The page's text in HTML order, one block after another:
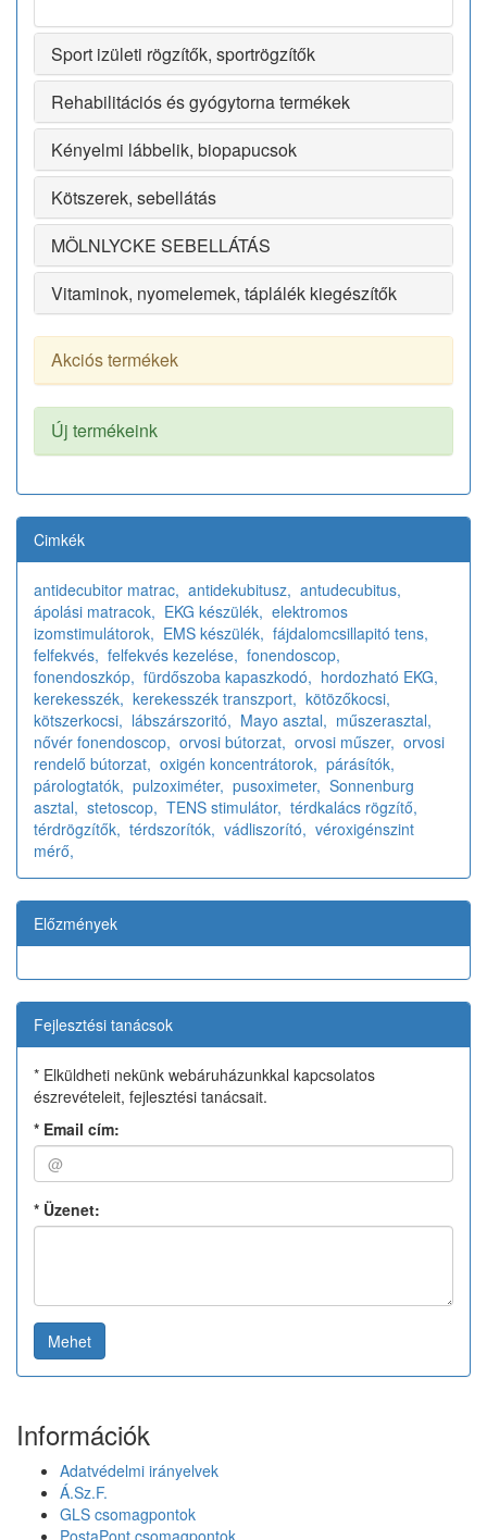
Sport izületi rögzítők, sportrögzítők
Rehabilitációs és gyógytorna termékek
Kényelmi lábbelik, biopapucsok
Kötszerek, sebellátás
MÖLNLYCKE SEBELLÁTÁS
Vitaminok, nyomelemek, táplálék kiegészítők
Akciós termékek
Új termékeink
Cimkék
antidecubitor matrac, antidekubitusz, antudecubitus,
ápolási matracok, EKG készülék, elektromos
izomstimulátorok, EMS készülék, fájdalomcsillapitó tens,
felfekvés, felfekvés kezelése, fonendoscop,
fonendoszkóp, fürdőszoba kapaszkodó, hordozható EKG,
kerekesszék, kerekesszék transzport, kötözőkocsi,
kötszerkocsi, lábszárszoritó, Mayo asztal, műszerasztal,
nővér fonendoscop, orvosi bútorzat, orvosi műszer, orvosi
rendelő bútorzat, oxigén koncentrátorok, párásítók,
párologtatók, pulzoximéter, pusoximeter, Sonnenburg
asztal, stetoscop, TENS stimulátor, térdkalács rögzítő,
térdrögzítők, térdszorítók, vádliszorító, véroxigénszint
mérő,
Előzmények
Fejlesztési tanácsok
* Elküldheti nekünk webáruházunkkal kapcsolatos
észrevételeit, fejlesztési tanácsait.
* Email cím:
* Üzenet:
Mehet
Információk
Adatvédelmi irányelvek
Á.Sz.F.
GLS csomagpontok
PostaPont csomagpontok